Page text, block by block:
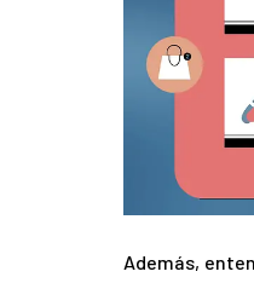
Además,